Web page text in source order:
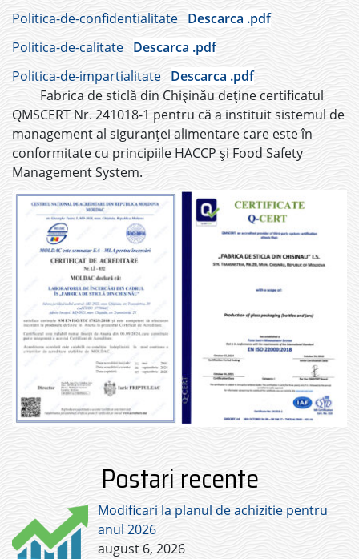
Politica-de-confidentialitate Descarca .pdf
Politica-de-calitate Descarca .pdf
Politica-de-impartialitate Descarca .pdf
Fabrica de sticlă din Chişinău deține certificatul
QMSCERT Nr. 241018-1 pentru că a instituit sistemul de
management al siguranței alimentare care este în
conformitate cu principiile HACCP și Food Safety
Management System.
Postari recente
Modificari la planul de achizitie pentru
anul 2026
august 6, 2026